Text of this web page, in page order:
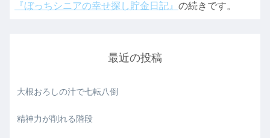
『ぼっちシニアの幸せ探し貯金日記』 の続きです。
最近の投稿
大根おろしの汁で七転八倒
精神力が削れる階段